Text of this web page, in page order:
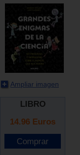
Ampliar imagen
LIBRO
14.96 Euros